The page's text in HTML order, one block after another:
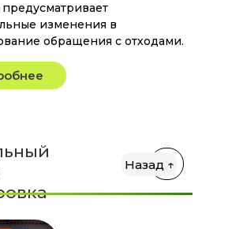
изменения в
обращения с отходами.
Назад ↑